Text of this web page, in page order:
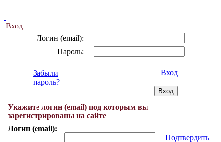
Вход
Логин (email):
Пароль:
Забыли
пароль?
Вход
Укажите логин (email) под которым вы
зарегистрированы на сайте
Логин (email):
Подтвердить